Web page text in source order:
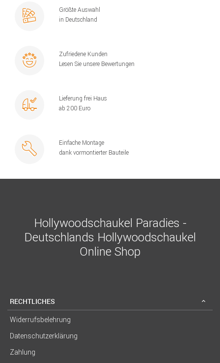
Größte Auswahl
in Deutschland
Zufriedene Kunden
Lesen Sie unsere Bewertungen
Lieferung frei Haus
ab 200 Euro
Einfache Montage
dank vormontierter Bauteile
Hollywoodschaukel Paradies -
Deutschlands Hollywoodschaukel
Online Shop
RECHTLICHES
Widerrufsbelehrung
Datenschutzerklärung
Zahlung